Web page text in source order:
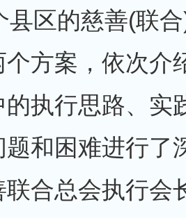
县区的慈善(联
方案，依次介
执行思路、实
和困难进行了
总会执行会